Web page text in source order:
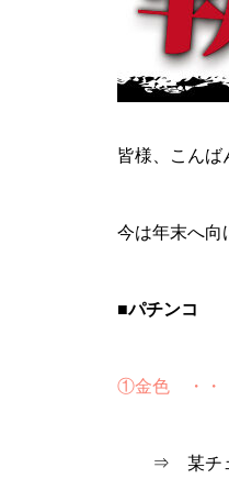
皆様、こんば
今は年末へ向
■パチンコ
①金色 ・・
⇒ 某チェー